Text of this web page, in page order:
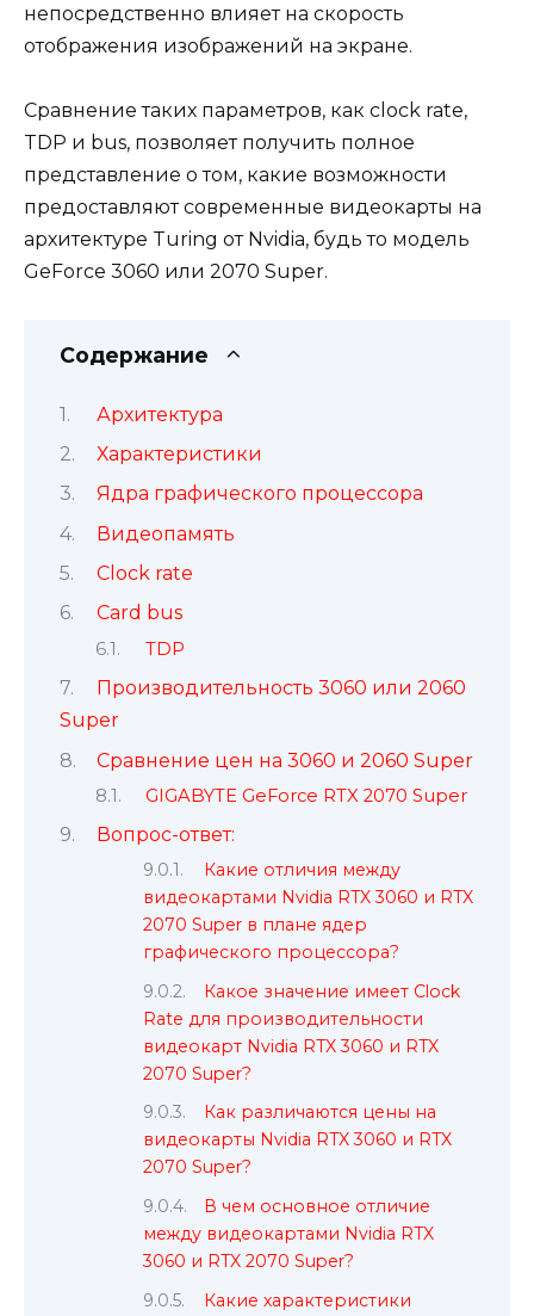
непосредственно влияет на скорость
отображения изображений на экране.
Сравнение таких параметров, как clock rate,
TDP и bus, позволяет получить полное
представление о том, какие возможности
предоставляют современные видеокарты на
архитектуре Turing от Nvidia, будь то модель
GeForce 3060 или 2070 Super.
Содержание
Архитектура
Характеристики
Ядра графического процессора
Видеопамять
Clock rate
Card bus
TDP
Производительность 3060 или 2060
Super
Сравнение цен на 3060 и 2060 Super
GIGABYTE GeForce RTX 2070 Super
Вопрос-ответ:
Какие отличия между
видеокартами Nvidia RTX 3060 и RTX
2070 Super в плане ядер
графического процессора?
Какое значение имеет Clock
Rate для производительности
видеокарт Nvidia RTX 3060 и RTX
2070 Super?
Как различаются цены на
видеокарты Nvidia RTX 3060 и RTX
2070 Super?
В чем основное отличие
между видеокартами Nvidia RTX
3060 и RTX 2070 Super?
Какие характеристики